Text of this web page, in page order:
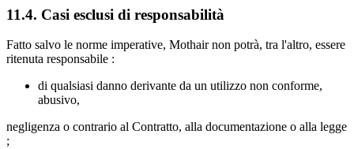
11.4. Casi esclusi di responsabilità
Fatto salvo le norme imperative, Mothair non potrà, tra l'altro, essere
ritenuta responsabile :
di qualsiasi danno derivante da un utilizzo non conforme,
abusivo,
negligenza o contrario al Contratto, alla documentazione o alla legge
;